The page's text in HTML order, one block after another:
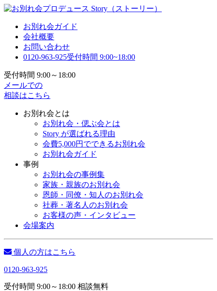
お別れ会ガイド
会社概要
お問い合わせ
0120-963-925受付時間 9:00~18:00
受付時間 9:00～18:00
メールでの
相談はこちら
お別れ会とは
お別れ会・偲ぶ会とは
Story が選ばれる理由
会費5,000円でできるお別れ会
お別れ会ガイド
事例
お別れ会の事例集
家族・親族のお別れ会
恩師・同僚・知人のお別れ会
社葬・著名人のお別れ会
お客様の声・インタビュー
会場案内
個人の方はこちら
0120-963-925
受付時間 9:00～18:00 相談無料